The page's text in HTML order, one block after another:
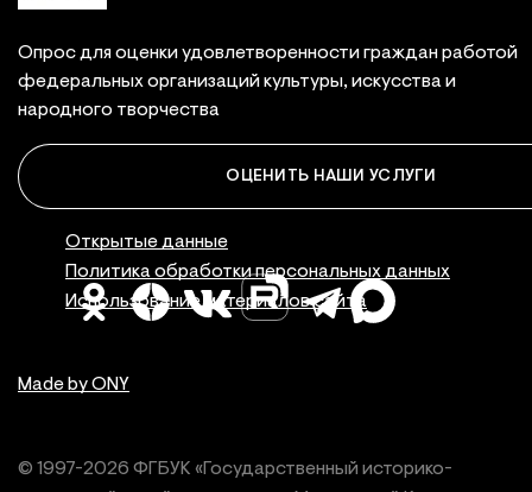
Опрос для оценки удовлетворенности граждан работой
федеральных организаций культуры, искусства и
народного творчества
ОЦЕНИТЬ НАШИ УСЛУГИ
Made by ONY
© 1997-2026 ФГБУК «Государственный историко-
Правовая
Открытые данные
Политика обработки персональных данных
Использование материалов сайта